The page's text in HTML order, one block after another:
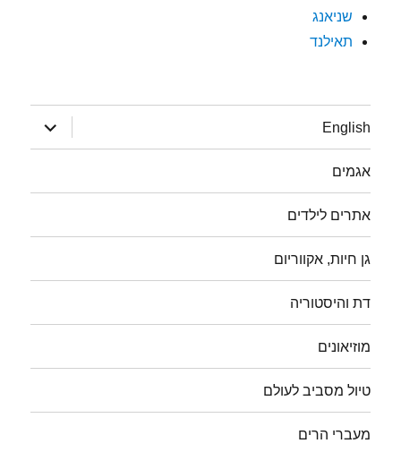
שניאנג
תאילנד
English
הצג
תפריט
אגמים
אתרים לילדים
גן חיות, אקווריום
דת והיסטוריה
מוזיאונים
טיול מסביב לעולם
מעברי הרים